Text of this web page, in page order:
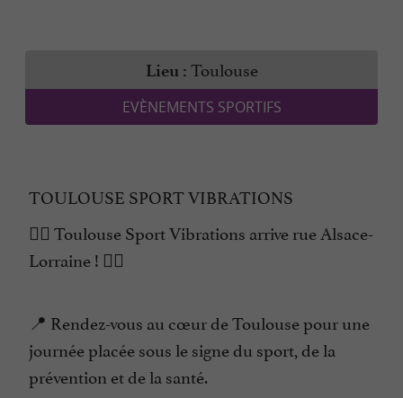
Lieu : Toulouse
EVÈNEMENTS SPORTIFS
TOULOUSE SPORT VIBRATIONS
🏃‍♀️ Toulouse Sport Vibrations arrive rue Alsace-
Lorraine ! 🏃‍♂️
📍 Rendez-vous au cœur de Toulouse pour une
journée placée sous le signe du sport, de la
prévention et de la santé.